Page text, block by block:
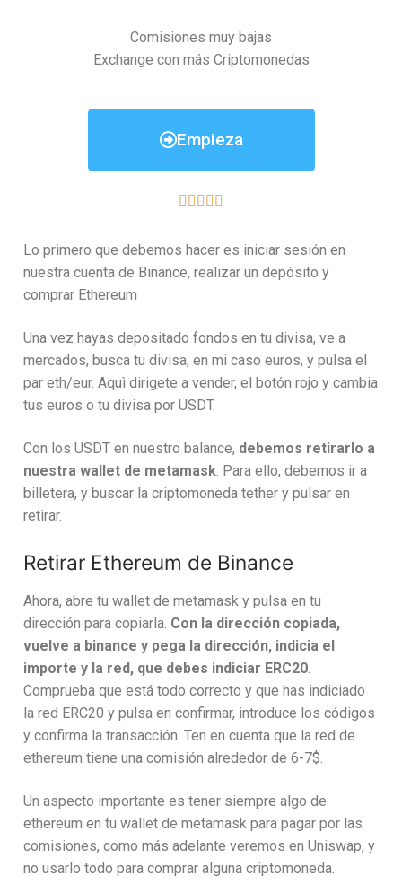
Comisiones muy bajas
Exchange con más Criptomonedas
Empieza
    
Lo primero que debemos hacer es iniciar sesión en
nuestra cuenta de Binance, realizar un depósito y
comprar Ethereum
Una vez hayas depositado fondos en tu divisa, ve a
mercados, busca tu divisa, en mi caso euros, y pulsa el
par eth/eur. Aquì dirigete a vender, el botón rojo y cambia
tus euros o tu divisa por USDT.
Con los USDT en nuestro balance, debemos retirarlo a
nuestra wallet de metamask . Para ello, debemos ir a
billetera, y buscar la criptomoneda tether y pulsar en
retirar.
Retirar Ethereum de Binance
Ahora, abre tu wallet de metamask y pulsa en tu
dirección para copiarla. Con la dirección copiada,
vuelve a binance y pega la dirección, indicia el
importe y la red, que debes indiciar ERC20.
Comprueba que está todo correcto y que has indiciado
la red ERC20 y pulsa en confirmar, introduce los códigos
y confirma la transacción. Ten en cuenta que la red de
ethereum tiene una comisión alrededor de 6-7$.
Un aspecto importante es tener siempre algo de
ethereum en tu wallet de metamask para pagar por las
comisiones, como más adelante veremos en Uniswap, y
no usarlo todo para comprar alguna criptomoneda.